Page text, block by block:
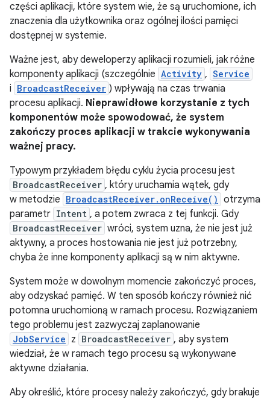
części aplikacji, które system wie, że są uruchomione, ich
znaczenia dla użytkownika oraz ogólnej ilości pamięci
dostępnej w systemie.
Ważne jest, aby deweloperzy aplikacji rozumieli, jak różne
komponenty aplikacji (szczególnie Activity , Service
i BroadcastReceiver ) wpływają na czas trwania
procesu aplikacji. Nieprawidłowe korzystanie z tych
komponentów może spowodować, że system
zakończy proces aplikacji w trakcie wykonywania
ważnej pracy.
Typowym przykładem błędu cyklu życia procesu jest
BroadcastReceiver , który uruchamia wątek, gdy
w metodzie BroadcastReceiver.onReceive() otrzyma
parametr Intent , a potem zwraca z tej funkcji. Gdy
BroadcastReceiver wróci, system uzna, że nie jest już
aktywny, a proces hostowania nie jest już potrzebny,
chyba że inne komponenty aplikacji są w nim aktywne.
System może w dowolnym momencie zakończyć proces,
aby odzyskać pamięć. W ten sposób kończy również nić
potomna uruchomioną w ramach procesu. Rozwiązaniem
tego problemu jest zazwyczaj zaplanowanie
JobService z BroadcastReceiver , aby system
wiedział, że w ramach tego procesu są wykonywane
aktywne działania.
Aby określić, które procesy należy zakończyć, gdy brakuje